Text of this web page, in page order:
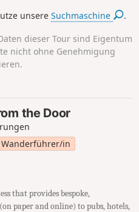
unsereSuchmaschine .
dieser Tour sind Eigentum
nicht ohne Genehmigung
the Door
in
that provides bespoke,
paper and online) to pubs, hotels,